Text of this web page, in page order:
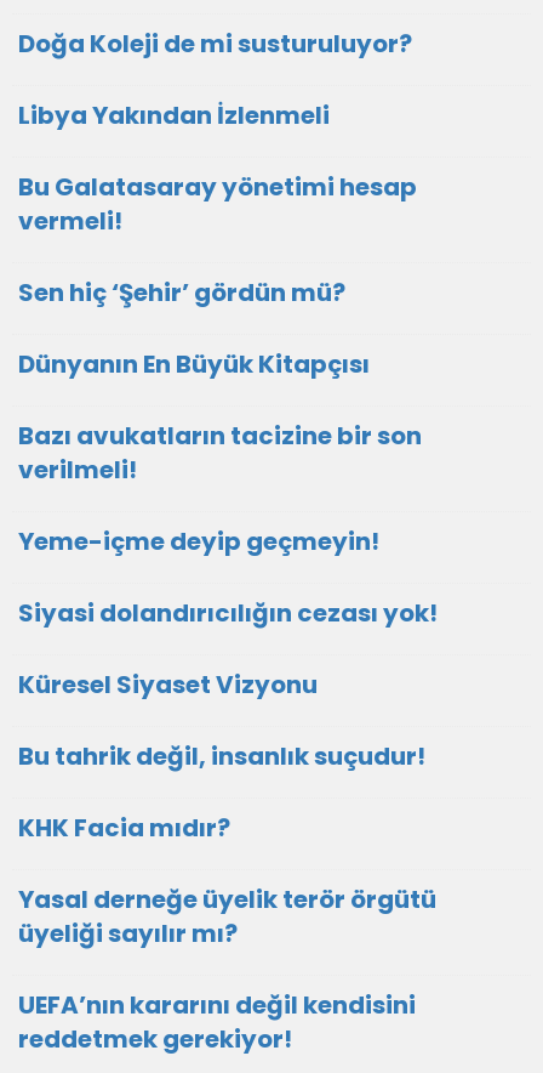
Doğa Koleji de mi susturuluyor?
Libya Yakından İzlenmeli
Bu Galatasaray yönetimi hesap
vermeli!
Sen hiç ‘Şehir’ gördün mü?
Dünyanın En Büyük Kitapçısı
Bazı avukatların tacizine bir son
verilmeli!
Yeme-içme deyip geçmeyin!
Siyasi dolandırıcılığın cezası yok!
Küresel Siyaset Vizyonu
Bu tahrik değil, insanlık suçudur!
KHK Facia mıdır?
Yasal derneğe üyelik terör örgütü
üyeliği sayılır mı?
UEFA’nın kararını değil kendisini
reddetmek gerekiyor!